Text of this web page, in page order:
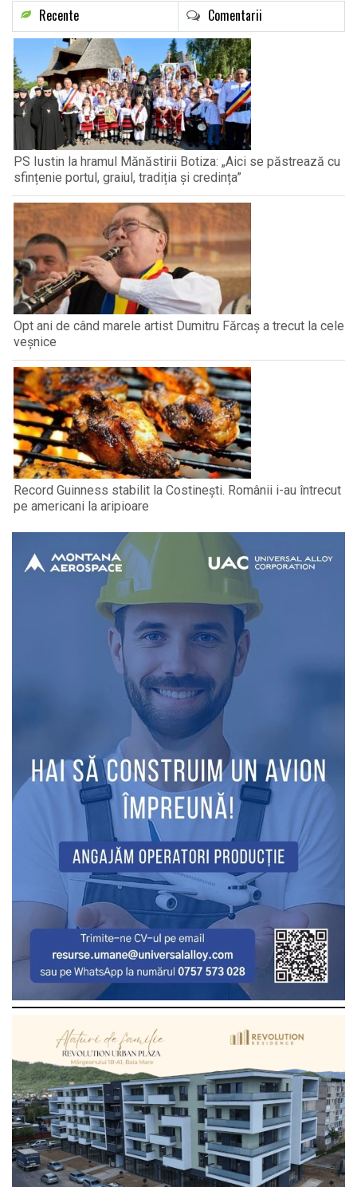
Recente Comentarii
PS Iustin la hramul Mănăstirii Botiza: „Aici se păstrează cu
sfințenie portul, graiul, tradiția și credința”
Opt ani de când marele artist Dumitru Fărcaș a trecut la cele
veșnice
Record Guinness stabilit la Costinești. Românii i-au întrecut
pe americani la aripioare